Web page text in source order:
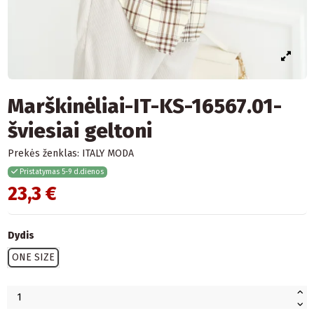
Marškinėliai-IT-KS-16567.01-
šviesiai geltoni
Prekės ženklas: ITALY MODA
Pristatymas 5-9 d.dienos
23,3 €
Dydis
ONE SIZE